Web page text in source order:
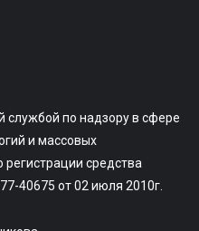
службой по надзору в сфере
и массовых
средства
40675 от 02 июля 2010г.